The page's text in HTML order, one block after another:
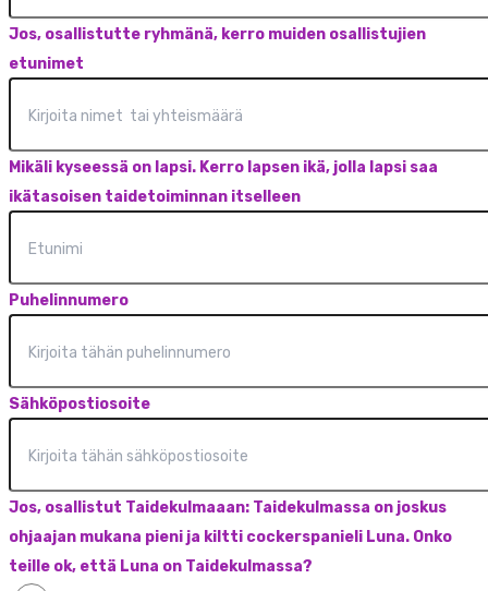
Jos, osallistutte ryhmänä, kerro muiden osallistujien
etunimet
Mikäli kyseessä on lapsi. Kerro lapsen ikä, jolla lapsi saa
ikätasoisen taidetoiminnan itselleen
Puhelinnumero
Sähköpostiosoite
Jos, osallistut Taidekulmaaan: Taidekulmassa on joskus
ohjaajan mukana pieni ja kiltti cockerspanieli Luna. Onko
teille ok, että Luna on Taidekulmassa?